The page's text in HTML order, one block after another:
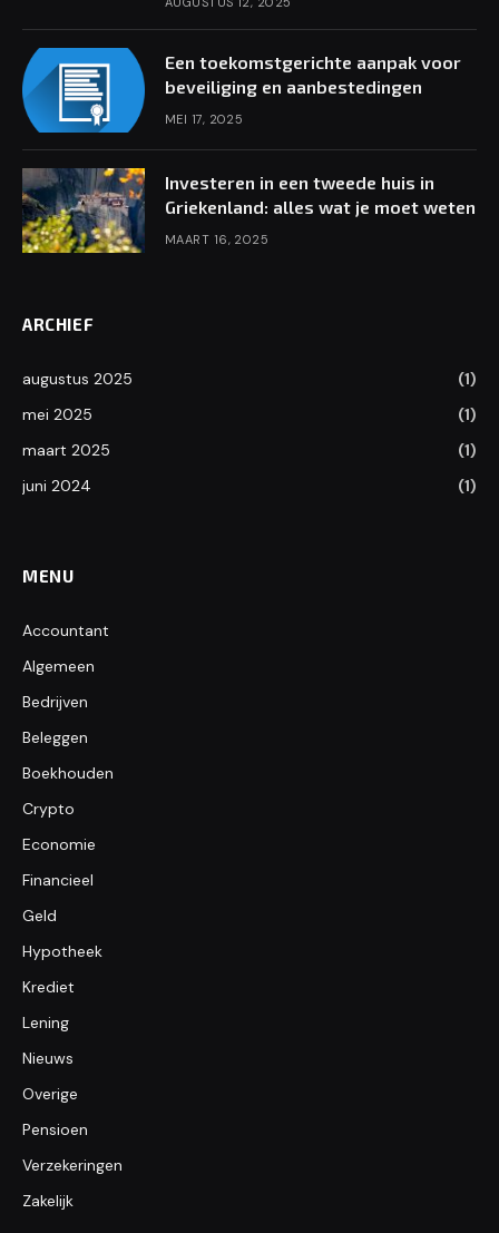
Een toekomstgerichte aanpak voor
beveiliging en aanbestedingen
MEI 17, 2025
Investeren in een tweede huis in
Griekenland: alles wat je moet weten
MAART 16, 2025
ARCHIEF
augustus 2025
(1)
mei 2025
(1)
maart 2025
(1)
juni 2024
(1)
MENU
Accountant
Algemeen
Bedrijven
Beleggen
Boekhouden
Crypto
Economie
Financieel
Geld
Hypotheek
Krediet
Lening
Nieuws
Overige
Pensioen
Verzekeringen
Zakelijk